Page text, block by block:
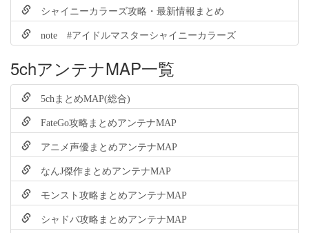
シャイニーカラーズ攻略・最新情報まとめ
note #アイドルマスターシャイニーカラーズ
5chアンテナMAP一覧
5chまとめMAP(総合)
FateGo攻略まとめアンテナMAP
アニメ声優まとめアンテナMAP
なんJ傑作まとめアンテナMAP
モンスト攻略まとめアンテナMAP
シャドバ攻略まとめアンテナMAP